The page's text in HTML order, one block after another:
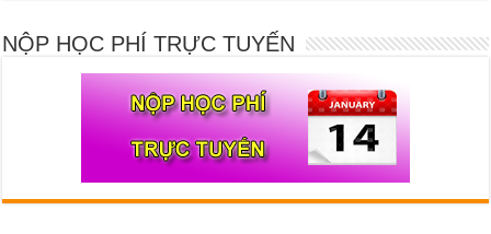
NỘP HỌC PHÍ TRỰC TUYẾN